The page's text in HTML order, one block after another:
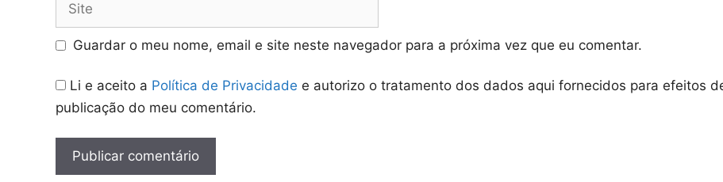
Guardar o meu nome, email e site neste navegador para a próxima vez que eu comentar.
Li e aceito a Política de Privacidade e autorizo o tratamento dos dados aqui fornecidos para efeitos
publicação do meu comentário.